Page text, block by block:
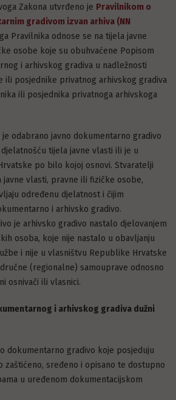
Zakona utvrđeno je Pravilnikom o
gradivom izvan arhiva (NN
Pravilnika odnose se na tijela javne
osobe koje su obuhvaćene Popisom
i arhivskog gradiva u nadležnosti
ili posjednike privatnog arhivskog gradiva
ili posjednika privatnoga arhivskoga
je odabrano javno dokumentarno gradivo
tijela javne vlasti ili je u
po bilo kojoj osnovi. Stvaratelji
javne vlasti, pravne ili fizičke osobe,
određenu djelatnost i čijim
i arhivsko gradivo.
je arhivsko gradivo nastalo djelovanjem
osoba, koje nije nastalo u obavljanju
i nije u vlasništvu Republike Hrvatske
(regionalne) samouprave odnosno
osnivači ili vlasnici.
i arhivskog gradiva dužni
dokumentarno gradivo koje posjeduju
zaštićeno, sređeno i opisano te dostupno
u uređenom dokumentacijskom